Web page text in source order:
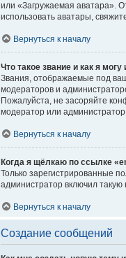
или «Загружаемая аватара».
использовать аватары,
Вернуться к началу
Что такое звание и как я могу
Звания, отображаемые под
модераторов и
Пожалуйста, не засоряйте
модератор или
Вернуться к началу
Когда я щёлкаю по ссылке
Только зарегистрированные
администратор включил
Вернуться к началу
Создание сообщений